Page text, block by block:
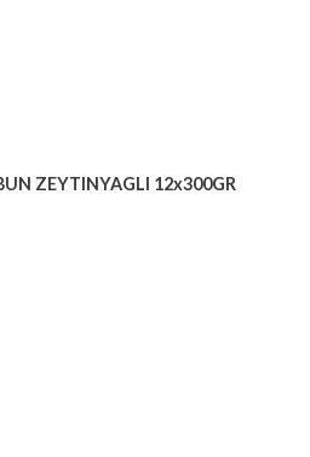
ZEYTINYAGLI 12x300GR